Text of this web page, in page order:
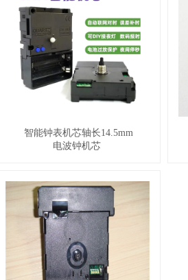
智能钟表机芯轴长14.5mm
电波钟机芯